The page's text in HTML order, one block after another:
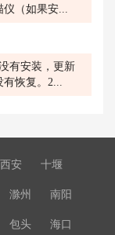
仪（如果安...
有安装，更新
恢复。2...
西安 十堰
滁州 南阳
包头 海口